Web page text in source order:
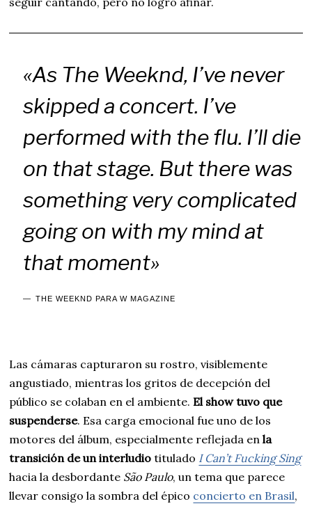
«As The Weeknd, I’ve never
skipped a concert. I’ve
performed with the flu. I’ll die
on that stage. But there was
something very complicated
going on with my mind at
that moment»
THE WEEKND PARA W MAGAZINE
Las cámaras capturaron su rostro, visiblemente
angustiado, mientras los gritos de decepción del
público se colaban en el ambiente. El show tuvo que
suspenderse. Esa carga emocional fue uno de los
motores del álbum, especialmente reflejada enla
transición de un interludiotitulado I Can’t Fucking Sing
hacia la desbordante São Paulo, un tema que parece
llevar consigo la sombra del épico concierto en Brasil,